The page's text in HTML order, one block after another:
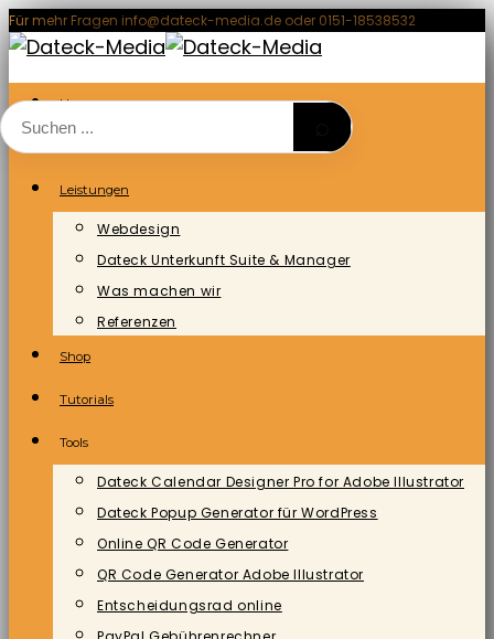
Zum
Inhalt
springen
Für mehr Fragen info@dateck-media.de oder 0151-18538532
Home
Leistungen
Webdesign
Dateck Unterkunft Suite & Manager
Was machen wir
Referenzen
Shop
Tutorials
Tools
Dateck Calendar Designer Pro for Adobe Illustrator
Dateck Popup Generator für WordPress
Online QR Code Generator
QR Code Generator Adobe Illustrator
Entscheidungsrad online